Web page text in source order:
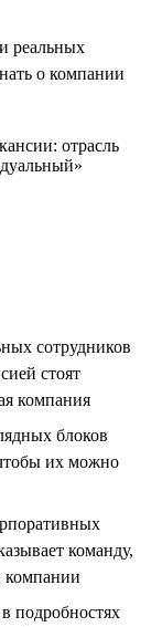
реальных
о компании
сотрудников
стоят
компания
блоков
их можно
команду,
компании
подробностях